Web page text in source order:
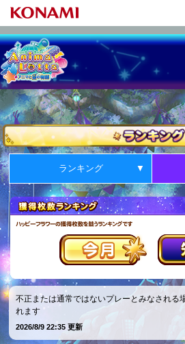
ランキング
不正または通常ではないプレーとみなされる
れます
2026/8/9 22:35 更新